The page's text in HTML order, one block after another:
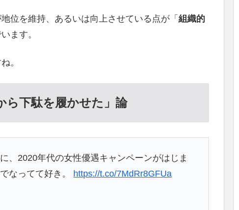
位を維持、あるいは向上させている点が「 組織的
ます。
。
ら下駄を履かせた」論
、2020年代の女性優遇キャンペーンがはじま
なってて好き。 https://t.co/7MdRr8GFUa